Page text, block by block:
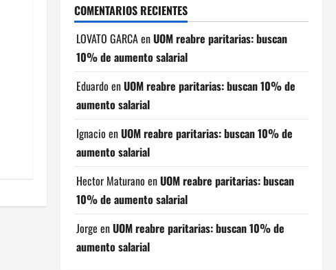
COMENTARIOS RECIENTES
LOVATO GARCAenUOM reabre paritarias: buscan
10% de aumento salarial
Eduardo enUOM reabre paritarias: buscan 10% de
aumento salarial
Ignacio enUOM reabre paritarias: buscan 10% de
aumento salarial
Hector Maturano enUOM reabre paritarias: buscan
10% de aumento salarial
Jorge enUOM reabre paritarias: buscan 10% de
aumento salarial